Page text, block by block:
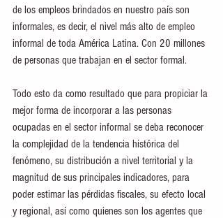
de los empleos brindados en nuestro país son
informales, es decir, el nivel más alto de empleo
informal de toda América Latina. Con 20 millones
de personas que trabajan en el sector formal.
Todo esto da como resultado que para propiciar la
mejor forma de incorporar a las personas
ocupadas en el sector informal se deba reconocer
la complejidad de la tendencia histórica del
fenómeno, su distribución a nivel territorial y la
magnitud de sus principales indicadores, para
poder estimar las pérdidas fiscales, su efecto local
y regional, así como quienes son los agentes que